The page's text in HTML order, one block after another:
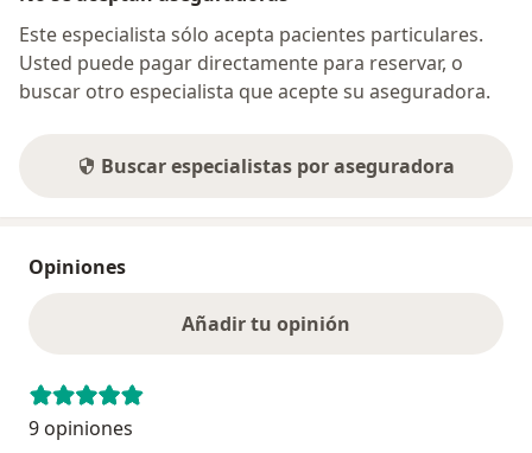
Este especialista sólo acepta pacientes particulares.
Usted puede pagar directamente para reservar, o
buscar otro especialista que acepte su aseguradora.
Buscar especialistas por aseguradora
Opiniones
Añadir tu opinión
9 opiniones